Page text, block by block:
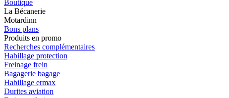
Boutique
La Bécanerie
Motardinn
Bons plans
Produits en promo
Recherches complémentaires
Habillage protection
Freinage frein
Bagagerie bagage
Habillage ermax
Durites aviation